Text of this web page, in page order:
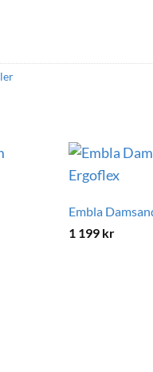
Embla
1 199 kr